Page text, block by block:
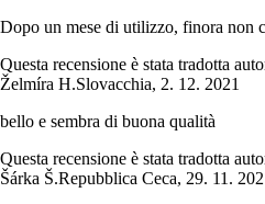
Dopo un mese di utilizzo, finora non
Questa recensione è stata tradotta
Želmíra H.Slovacchia, 2. 12. 2021
bello e sembra di buona qualità
Questa recensione è stata tradotta
Šárka Š.Repubblica Ceca, 29. 11.